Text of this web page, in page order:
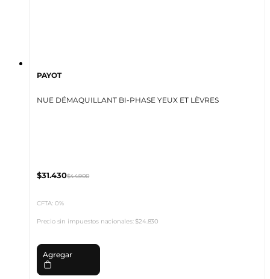
PAYOT
NUE DÉMAQUILLANT BI-PHASE YEUX ET LÈVRES
$31.430$44.900
CFTA: 0%
Precio sin impuestos nacionales:$24.830
Agregar